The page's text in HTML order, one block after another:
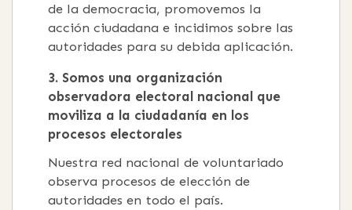
de la democracia, promovemos la
acción ciudadana e incidimos sobre las
autoridades para su debida aplicación.
3. Somos una organización
observadora electoral nacional que
moviliza a la ciudadanía en los
procesos electorales
Nuestra red nacional de voluntariado
observa procesos de elección de
autoridades en todo el país.